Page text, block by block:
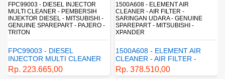
FPC99003 - DIESEL INJECTOR
MULTI CLEANER - PEMBERSIH
INJEKTOR DIESEL - MITSUBISHI -
GENUINE SPAREPART - PAJERO -
TRITON
FPC99003 - DIESEL
INJECTOR MULTI CLEANER
- PEMBERSIH INJEKTOR
DIESEL - MITSUBISHI -
Rp. 223.665,00
1500A608 - ELEMENT AIR
CLEANER - AIR FILTER -
SARINGAN UDARA - GENUINE
SPAREPART - MITSUBISHI -
XPANDER
1500A608 - ELEMENT AIR
CLEANER - AIR FILTER -
SARINGAN UDARA -
GENUINE SPAREPART -
Rp. 378.510,00